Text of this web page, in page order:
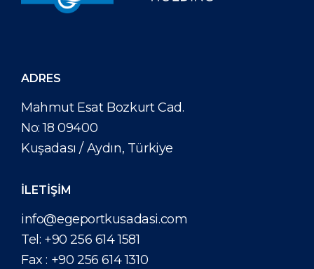
ADRES
Mahmut Esat Bozkurt Cad.
No: 18 09400
Kuşadası / Aydın, Türkiye
İLETİŞİM
info@egeportkusadasi.com
Tel: +90 256 614 1581
Fax : +90 256 614 1310